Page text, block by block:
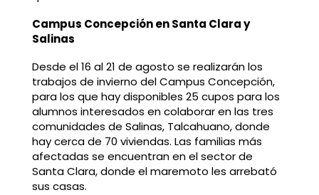
Campus Concepción en Santa Clara y
Salinas
Desde el 16 al 21 de agosto se realizarán los
trabajos de invierno del Campus Concepción,
para los que hay disponibles 25 cupos para los
alumnos interesados en colaborar en las tres
comunidades de Salinas, Talcahuano, donde
hay cerca de 70 viviendas. Las familias más
afectadas se encuentran en el sector de
Santa Clara, donde el maremoto les arrebató
sus casas.